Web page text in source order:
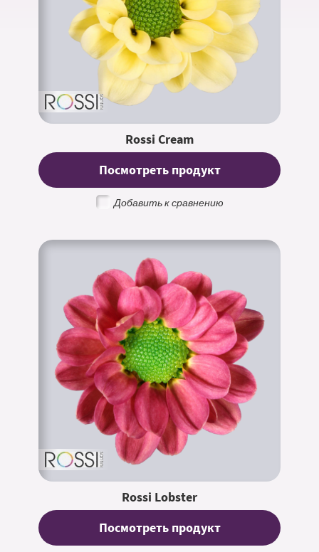
Rossi Cream
Посмотреть продукт
Добавить к сравнению
Rossi Lobster
Посмотреть продукт